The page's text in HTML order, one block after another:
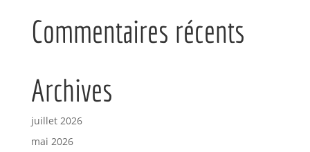
Commentaires récents
Archives
juillet 2026
mai 2026